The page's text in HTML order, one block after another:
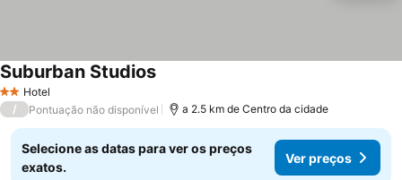
2 Estrelas
Hotel
Suburban StudiosVer preços
/ Pontuação não disponível a 2.5 km de Centro da cidade
Selecione as datas para ver os preços
exatos.
Ver preços